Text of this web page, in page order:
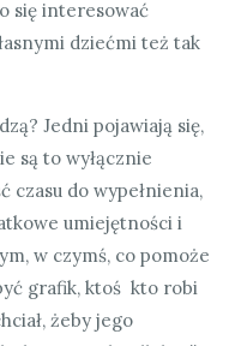
się interesować
dziećmi też tak
Jedni pojawiają się,
są to wyłącznie
czasu do wypełnienia,
umiejętności i
w czymś, co pomoże
grafik, ktoś kto robi
żeby jego